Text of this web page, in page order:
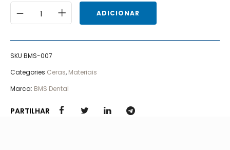
ADICIONAR
SKU BMS-007
Categories Ceras, Materiais
Marca: BMS Dental
PARTILHAR